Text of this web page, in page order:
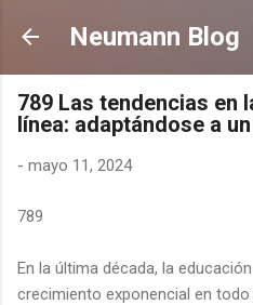
Ir al
Neumann Blog
789 Las tendencias en
línea: adaptándose a
- mayo 11, 2024
789
En la última década, la
crecimiento exponencial en